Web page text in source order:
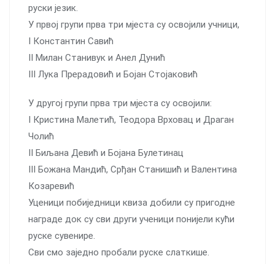
руски језик.
У првој групи прва три мјеста су освојили учници,
I Константин Савић
II Милан Станивук и Анел Дунић
III Лука Прерадовић и Бојан Стојаковић
У другој групи прва три мјеста су освојили:
I Кристина Малетић, Теодора Врховац и Драган
Чолић
II Биљана Девић и Бојана Булетинац
III Божана Мандић, Срђан Станишић и Валентина
Козаревић
Уценици побиједници квиза добили су пригодне
награде док су сви други ученици понијели кући
руске сувенире.
Сви смо заједно пробали руске слаткише.